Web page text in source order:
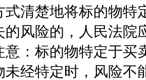
式清楚地将标的物特
的风险的，人民法院
意：标的物特定于买
未经特定时，风险不